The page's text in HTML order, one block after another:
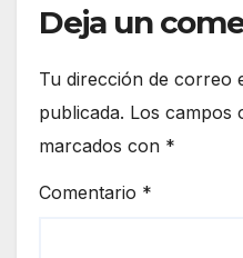
Deja un
Tu dirección de correo
publicada. Los campos
marcados con *
Comentario *